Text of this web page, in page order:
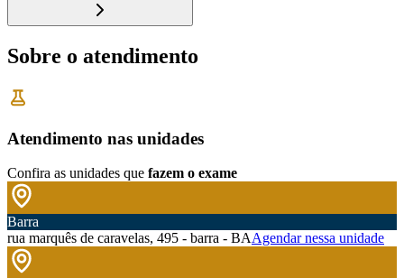
Sobre o atendimento
Atendimento nas unidades
Confira as unidades que fazem o exame
Barra
rua marquês de caravelas, 495 - barra - BAAgendar nessa unidade